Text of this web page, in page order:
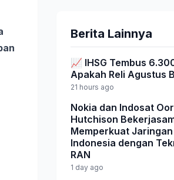
Berita Lainnya
📈 IHSG Tembus
Apakah Reli Agustus
21 hours ago
Nokia dan Indosat
Hutchison
Memperkuat Jaringan
Indonesia dengan
RAN
1 day ago